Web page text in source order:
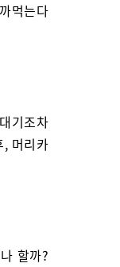
먹는다
기조차
, 머리카
할까?